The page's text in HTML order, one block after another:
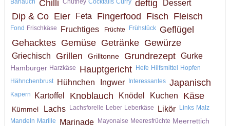
Bärlauch Chilli Chutney Cocktails Curry deftig Dessert
Dip & Co Eier Feta Fingerfood Fisch Fleisch
Fond Frischkäse Fruchtiges Früchte Frühstück Geflügel
Gehacktes Gemüse Getränke Gewürze
Griechisch Grillen Grilltonne Grundrezept Gurke
Hamburger Harzkäse Hauptgericht Hefe Hilfsmittel Hopfen
Hähnchenbrust
Hühnchen Ingwer Interessantes Japanisch
Kapern Kartoffel Knoblauch Knödel Kuchen Käse
Kümmel Lachs Lachsforelle Leber Leberkäse Likör Links Malz
Mandeln Marille Marinade Mayonaise Meeresfrüchte Meerrettich